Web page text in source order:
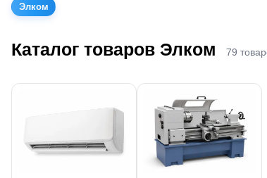
Элком
Каталог товаров Элком 79